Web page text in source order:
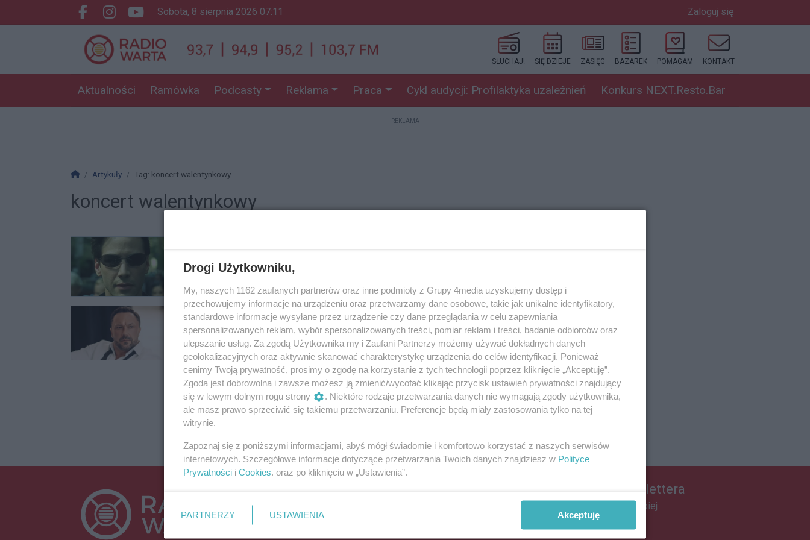
Facebook.com
Instagram.com
Youtube.com
sobota, 8 sierpnia 2026 07:11 Zaloguj się
SŁUCHAJ! SIĘ DZIEJE ZASIĘG BAZAREK POMAGAM KONTAKT
Aktualności Ramówka Podcasty Reklama Praca Cykl audycji: Profilaktyka uzależnień Konkurs NEXT.Resto.Bar
REKLAMA
Strona główna
Artykuły Tag: koncert walentynkowy
koncert walentynkowy
"Love story". Zaproszenie na wyjątkowy koncert
walentynkowy
Ta wiadomość z pewnością ucieszy zakochanych z Powidza w powiecie
słupeckim.
24.01.2024 20:19
Reklama
REKLAMA
Reklama
Zapisz się do newslettera
Dołącz do grona ludzi najlepiej
poinformowanych!
Drogi Użytkowniku,
My, naszych 1162 zaufanych partnerów oraz inne podmioty z Grupy 4media uzyskujemy dostęp i
przechowujemy informacje na urządzeniu oraz przetwarzamy dane osobowe, takie jak unikalne identyfikatory,
standardowe informacje wysyłane przez urządzenie czy dane przeglądania w celu zapewniania
spersonalizowanych reklam, wybór spersonalizowanych treści, pomiar reklam i treści, badanie odbiorców oraz
ulepszanie usług. Za zgodą Użytkownika my i Zaufani Partnerzy możemy używać dokładnych danych
geolokalizacyjnych oraz aktywnie skanować charakterystykę urządzenia do celów identyfikacji. Ponieważ
cenimy Twoją prywatność, prosimy o zgodę na korzystanie z tych technologii poprzez kliknięcie „Akceptuję”.
Zgoda jest dobrowolna i zawsze możesz ją zmienić/wycofać klikając przycisk ustawień prywatności znajdujący
się w lewym dolnym rogu strony
. Niektóre rodzaje przetwarzania danych nie wymagają zgody użytkownika,
ale masz prawo sprzeciwić się takiemu przetwarzaniu. Preferencje będą miały zastosowania tylko na tej
witrynie.
Zapoznaj się z poniższymi informacjami, abyś mógł świadomie i komfortowo korzystać z naszych serwisów
internetowych. Szczegółowe informacje dotyczące przetwarzania Twoich danych znajdziesz w Polityce
Prywatności i Cookies. oraz po kliknięciu w „Ustawienia”.
PARTNERZY USTAWIENIA Akceptuję